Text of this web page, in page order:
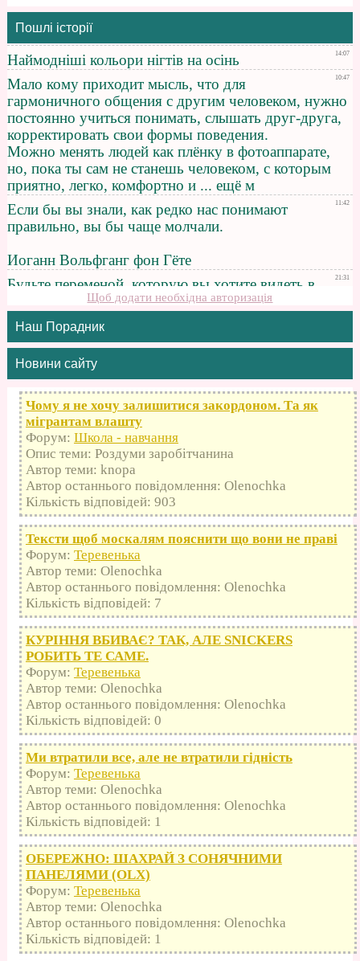
Пошлі історії
Щоб додати необхідна авторизація
Наш Порадник
Новини сайту
Чому я не хочу залишитися закордоном. Та як
мігрантам влашту
Форум: Школа - навчання
Опис теми: Роздуми заробітчанина
Автор теми: knopa
Автор останнього повідомлення: Olenochka
Кількість відповідей: 903
Тексти щоб москалям пояснити що вони не праві
Форум: Теревенька
Автор теми: Olenochka
Автор останнього повідомлення: Olenochka
Кількість відповідей: 7
КУРІННЯ ВБИВАЄ? ТАК, АЛЕ SNICKERS
РОБИТЬ ТЕ САМЕ.
Форум: Теревенька
Автор теми: Olenochka
Автор останнього повідомлення: Olenochka
Кількість відповідей: 0
Ми втратили все, але не втратили гідність
Форум: Теревенька
Автор теми: Olenochka
Автор останнього повідомлення: Olenochka
Кількість відповідей: 1
ОБЕРЕЖНО: ШАХРАЙ З СОНЯЧНИМИ
ПАНЕЛЯМИ (OLX)
Форум: Теревенька
Автор теми: Olenochka
Автор останнього повідомлення: Olenochka
Кількість відповідей: 1